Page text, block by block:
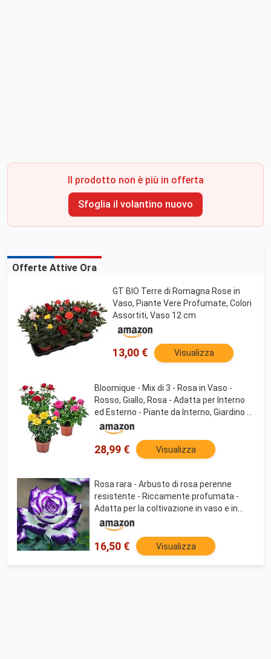
Il prodotto non è più in offerta
Sfoglia il volantino nuovo
Offerte Attive Ora
GT BIO Terre di Romagna Rose in
Vaso, Piante Vere Profumate, Colori
Assortiti, Vaso 12 cm
13,00 € Visualizza
Bloomique - Mix di 3 - Rosa in Vaso -
Rosso, Giallo, Rosa - Adatta per Interno
ed Esterno - Piante da Interno, Giardino e
Terrazzo - Resistente al Freddo - Altezza
20-30 cm - Vaso 12 cm
28,99 € Visualizza
Rosa rara - Arbusto di rosa perenne
resistente - Riccamente profumata -
Adatta per la coltivazione in vaso e in
piena terra - Splendida decorazione per
giardini-1 root-A
16,50 € Visualizza